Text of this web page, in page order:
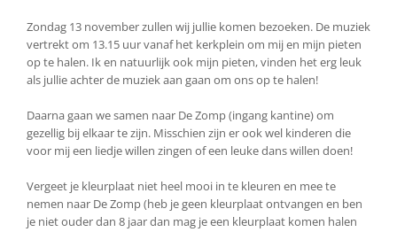
Zondag 13 november zullen wij jullie komen bezoeken. De muziek
vertrekt om 13.15 uur vanaf het kerkplein om mij en mijn pieten
op te halen. Ik en natuurlijk ook mijn pieten, vinden het erg leuk
als jullie achter de muziek aan gaan om ons op te halen!
Daarna gaan we samen naar De Zomp (ingang kantine) om
gezellig bij elkaar te zijn. Misschien zijn er ook wel kinderen die
voor mij een liedje willen zingen of een leuke dans willen doen!
Vergeet je kleurplaat niet heel mooi in te kleuren en mee te
nemen naar De Zomp (heb je geen kleurplaat ontvangen en ben
je niet ouder dan 8 jaar dan mag je een kleurplaat komen halen